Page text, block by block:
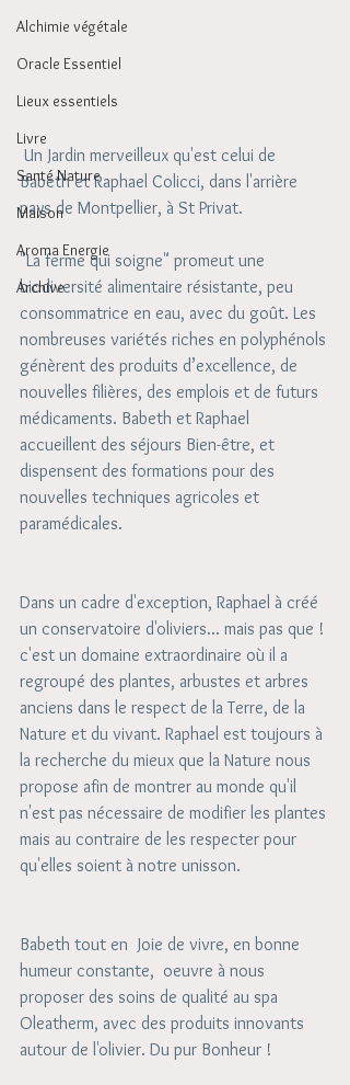
Alchimie végétale
Oracle Essentiel
Lieux essentiels
Livre
Santé Nature
Maison
Aroma Energie
Archive
Babeth et Raphael Colicci, dans l'arrière
pays de Montpellier, à St Privat.
"La ferme qui soigne" promeut une
biodiversité alimentaire résistante, peu
consommatrice en eau, avec du goût. Les
nombreuses variétés riches en polyphénols
génèrent des produits d’excellence, de
nouvelles filières, des emplois et de futurs
médicaments. Babeth et Raphael
accueillent des séjours Bien-être, et
dispensent des formations pour des
nouvelles techniques agricoles et
paramédicales.
Dans un cadre d'exception, Raphael à créé
un conservatoire d'oliviers... mais pas que !
c'est un domaine extraordinaire où il a
regroupé des plantes, arbustes et arbres
anciens dans le respect de la Terre, de la
Nature et du vivant. Raphael est toujours à
la recherche du mieux que la Nature nous
propose afin de montrer au monde qu'il
n'est pas nécessaire de modifier les plantes
mais au contraire de les respecter pour
qu'elles soient à notre unisson.
Babeth tout en  Joie de vivre, en bonne
humeur constante,  oeuvre à nous
proposer des soins de qualité au spa
Oleatherm, avec des produits innovants
autour de l'olivier. Du pur Bonheur !